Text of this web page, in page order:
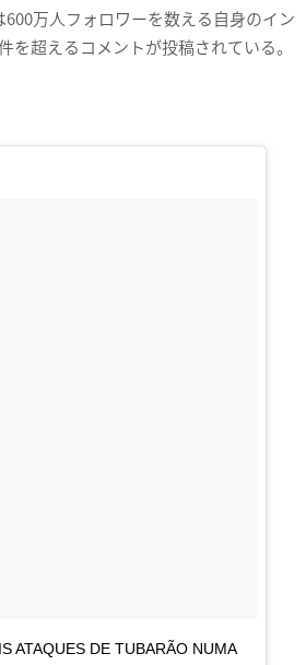
万人フォロワーを数える自身のイン
を超えるコメントが投稿されている。
ATAQUES DE TUBARÃO NUMA